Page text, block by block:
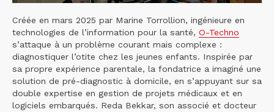
Créée en mars 2025 par Marine Torrollion, ingénieure en
technologies de l’information pour la santé, O-Techno
s’attaque à un problème courant mais complexe :
diagnostiquer l’otite chez les jeunes enfants. Inspirée par
sa propre expérience parentale, la fondatrice a imaginé une
solution de pré-diagnostic à domicile, en s’appuyant sur sa
double expertise en gestion de projets médicaux et en
logiciels embarqués. Reda Bekkar, son associé et docteur